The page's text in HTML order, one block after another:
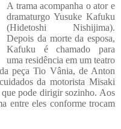
A trama acompanha o ator e
dramaturgo Yusuke Kafuku
(Hidetoshi Nishijima).
Depois da morte da esposa,
Kafuku é chamado para
uma residência em um teatro
peça Tio Vânia, de Anton
da motorista Misaki
pode dirigir sozinho. Aos
entre eles conforme trocam